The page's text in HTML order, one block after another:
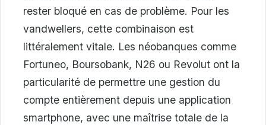
rester bloqué en cas de problème. Pour les
vandwellers, cette combinaison est
littéralement vitale. Les néobanques comme
Fortuneo, Boursobank, N26 ou Revolut ont la
particularité de permettre une gestion du
compte entièrement depuis une application
smartphone, avec une maîtrise totale de la